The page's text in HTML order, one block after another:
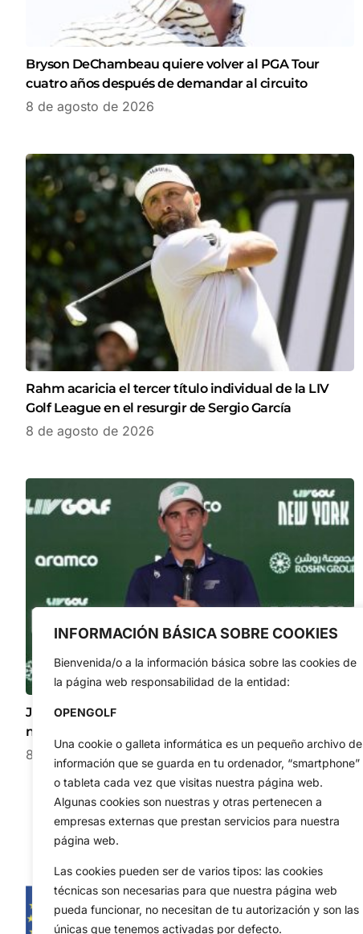
INFORMACIÓN BÁSICA SOBRE COOKIES
Bienvenida/o a la información básica sobre las cookies de
la página web responsabilidad de la entidad:
OPENGOLF
Una cookie o galleta informática es un pequeño archivo de
información que se guarda en tu ordenador, “smartphone”
o tableta cada vez que visitas nuestra página web.
Algunas cookies son nuestras y otras pertenecen a
empresas externas que prestan servicios para nuestra
página web.
Las cookies pueden ser de varios tipos: las cookies
técnicas son necesarias para que nuestra página web
pueda funcionar, no necesitan de tu autorización y son las
únicas que tenemos activadas por defecto.
Bryson DeChambeau quiere volver al PGA Tour
cuatro años después de demandar al circuito
8 de agosto de 2026
Rahm acaricia el tercer título individual de la LIV
Golf League en el resurgir de Sergio García
8 de agosto de 2026
Joaquín Niemann sin dudas: «Sé que tengo el juego
necesario para ganar un Major»
8 de agosto de 2026